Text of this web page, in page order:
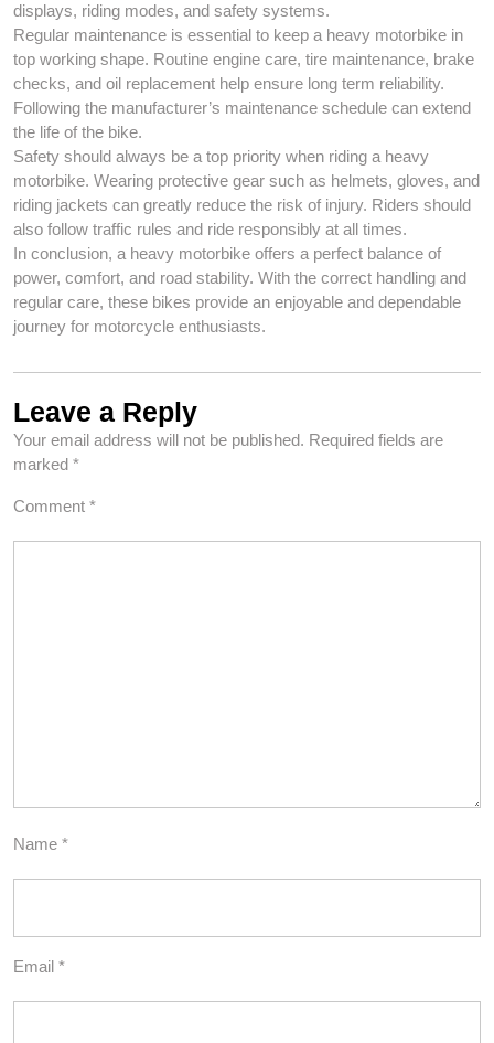
displays, riding modes, and safety systems.
Regular maintenance is essential to keep a heavy motorbike in
top working shape. Routine engine care, tire maintenance, brake
checks, and oil replacement help ensure long term reliability.
Following the manufacturer’s maintenance schedule can extend
the life of the bike.
Safety should always be a top priority when riding a heavy
motorbike. Wearing protective gear such as helmets, gloves, and
riding jackets can greatly reduce the risk of injury. Riders should
also follow traffic rules and ride responsibly at all times.
In conclusion, a heavy motorbike offers a perfect balance of
power, comfort, and road stability. With the correct handling and
regular care, these bikes provide an enjoyable and dependable
journey for motorcycle enthusiasts.
Leave a Reply
Your email address will not be published. Required fields are
marked *
Comment *
Name *
Email *